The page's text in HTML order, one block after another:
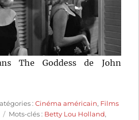
The Goddess de John
:Cinéma américain, Films
Étiquettes
Mots-clés : Betty Lou Holland,